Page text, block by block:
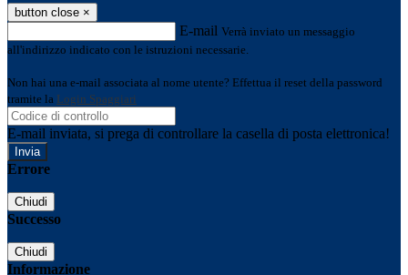
button close ×
E-mail Verrà inviato un messaggio
all'indirizzo indicato con le istruzioni necessarie.
Non hai una e-mail associata al nome utente? Effettua il reset della password
tramite la Login Spaggiari
E-mail inviata, si prega di controllare la casella di posta elettronica!
Errore
Chiudi
Successo
Chiudi
Informazione